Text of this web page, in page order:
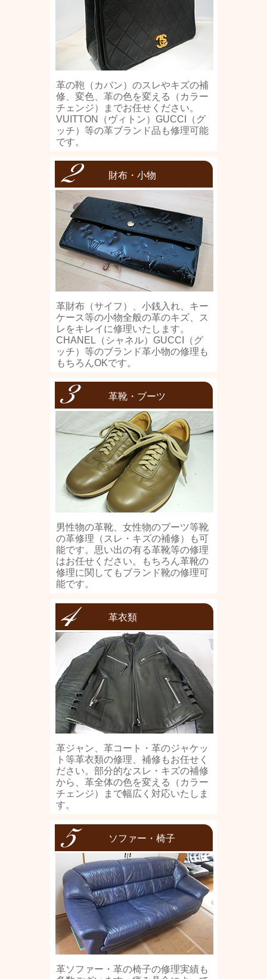
革の鞄（カバン）のスレやキズの補
修、変色、革の色を変える（カラー
チェンジ）までお任せください。
VUITTON（ヴィトン）GUCCI（グ
ッチ）等の革ブランド品も修理可能
です。
財布・小物
革財布（サイフ）、小銭入れ、キー
ケース等の小物全般の革のキズ、ス
レをキレイに修理いたします。
CHANEL（シャネル）GUCCI（グ
ッチ）等のブランド革小物の修理も
もちろんOKです。
革靴・ブーツ
男性物の革靴、女性物のブーツ等靴
の革修理（スレ・キズの補修）も可
能です。思い出の有る革靴等の修理
はお任せください。もちろん革靴の
修理に関してもブランド靴の修理可
能です。
革衣類
革ジャン、革コート・革のジャケッ
ト等革衣類の修理、補修もお任せく
ださい。部分的なスレ・キズの補修
から、革全体の色を変える（カラー
チェンジ）まで幅広く対応いたしま
す。
ソファー・椅子
革ソファー・革の椅子の修理実績も